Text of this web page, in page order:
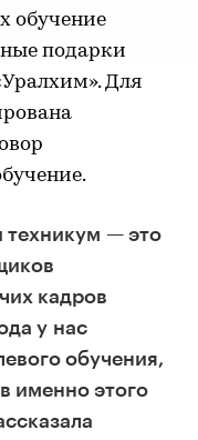
обучение
подарки
Для
техникум — это
кадров
у нас
обучения,
именно этого